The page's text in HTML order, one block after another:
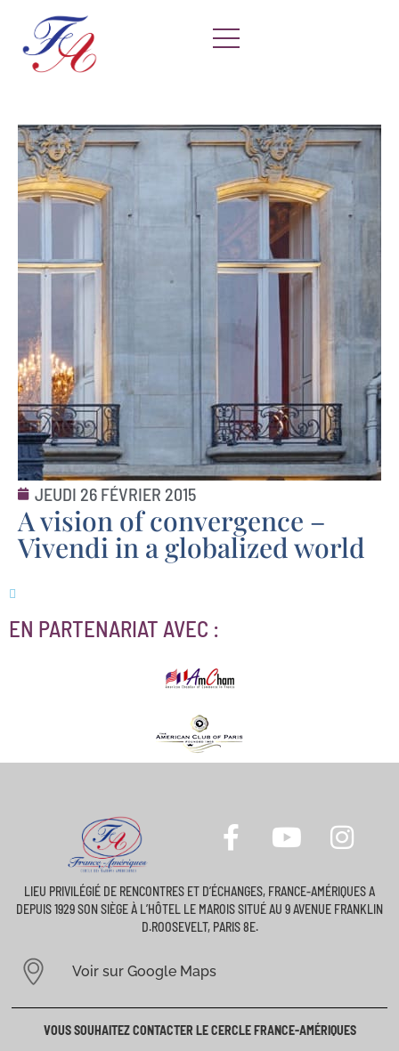
JEUDI 26 FÉVRIER 2015
A vision of convergence –
Vivendi in a globalized world
EN PARTENARIAT AVEC :
LIEU PRIVILÉGIÉ DE RENCONTRES ET D’ÉCHANGES, FRANCE-AMÉRIQUES A
DEPUIS 1929 SON SIÈGE À L’HÔTEL LE MAROIS SITUÉ AU 9 AVENUE FRANKLIN
D.ROOSEVELT, PARIS 8E.
Voir sur Google Maps
VOUS SOUHAITEZ CONTACTER LE CERCLE FRANCE-AMÉRIQUES